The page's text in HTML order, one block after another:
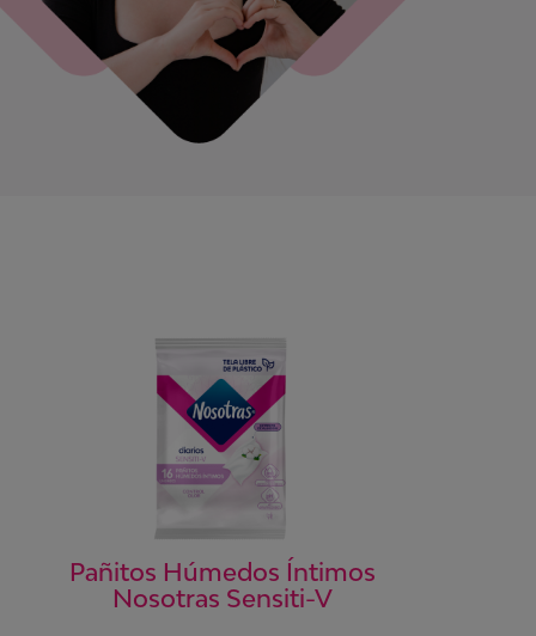
Pañitos Húmedos Íntimos
Nosotras Sensiti-V